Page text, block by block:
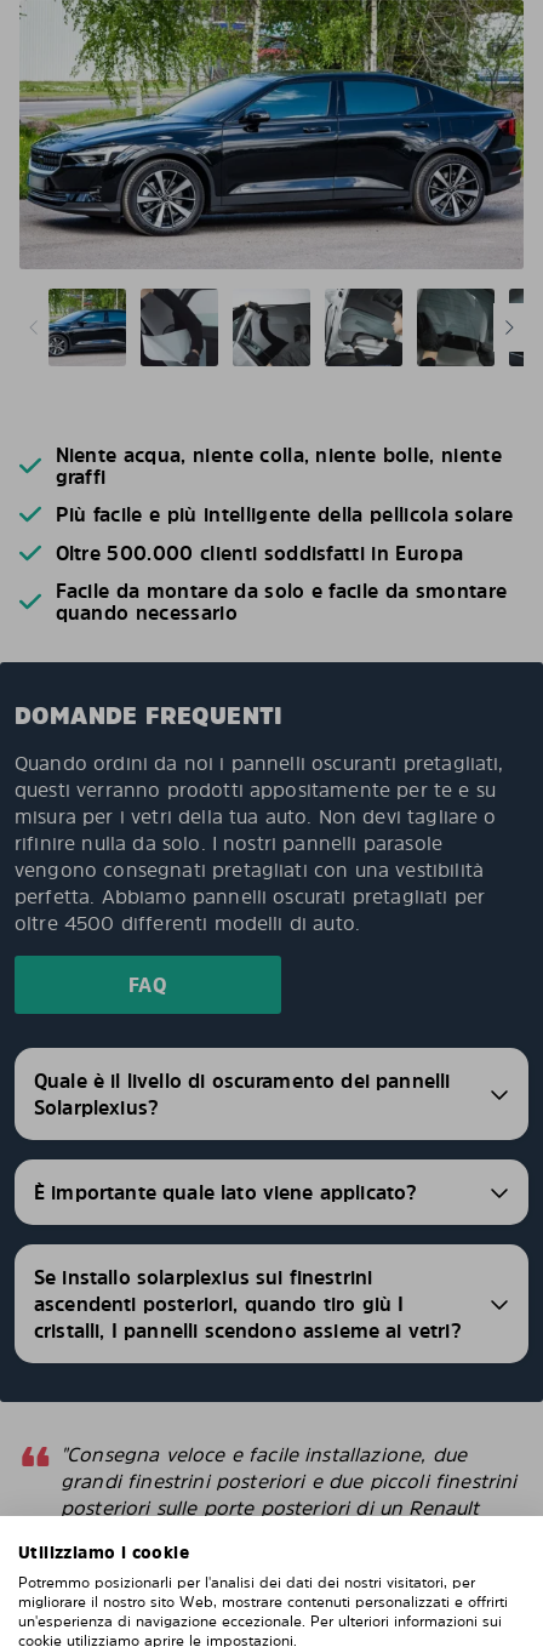
Niente acqua, niente colla, niente bolle, niente
graffi
Più facile e più intelligente della pellicola solare
Oltre 500.000 clienti soddisfatti in Europa
Facile da montare da solo e facile da smontare
quando necessario
DOMANDE FREQUENTI
Quando ordini da noi i pannelli oscuranti pretagliati,
questi verranno prodotti appositamente per te e su
misura per i vetri della tua auto. Non devi tagliare o
rifinire nulla da solo. I nostri pannelli parasole
vengono consegnati pretagliati con una vestibilità
perfetta. Abbiamo pannelli oscurati pretagliati per
oltre 4500 differenti modelli di auto.
FAQ
Quale è il livello di oscuramento dei pannelli
Solarplexius?
È importante quale lato viene applicato?
Se installo solarplexius sui finestrini
ascendenti posteriori, quando tiro giù I
cristalli, I pannelli scendono assieme ai vetri?
"Consegna veloce e facile installazione, due
grandi finestrini posteriori e due piccoli finestrini
posteriori sulle porte posteriori di un Renault
rimontarli, altrettanto facile. Difficile da fallisce
con l'installazione. Penso che questi sembrino
più intelligenti delle pellicole protettive che
attacchi direttamente alla finestra. "
Utilizziamo i cookie
Potremmo posizionarli per l'analisi dei dati dei nostri visitatori, per
migliorare il nostro sito Web, mostrare contenuti personalizzati e offrirti
un'esperienza di navigazione eccezionale. Per ulteriori informazioni sui
cookie utilizziamo aprire le impostazioni.